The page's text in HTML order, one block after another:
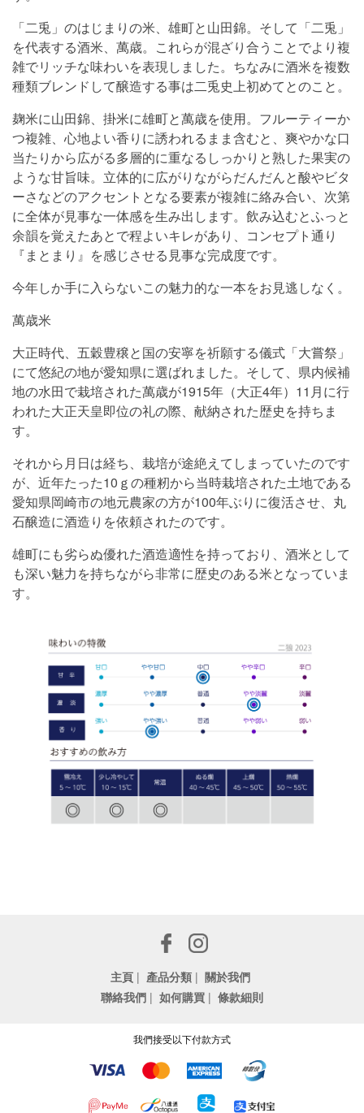
「二兎」のはじまりの米、雄町と山田錦。そして「二兎」
を代表する酒米、萬歳。これらが混ざり合うことでより複
雑でリッチな味わいを表現しました。ちなみに酒米を複数
種類ブレンドして醸造する事は二兎史上初めてとのこと。
麹米に山田錦、掛米に雄町と萬歳を使用。フルーティーか
つ複雑、心地よい香りに誘われるまま含むと、爽やかな口
当たりから広がる多層的に重なるしっかりと熟した果実の
ような甘旨味。立体的に広がりながらだんだんと酸やビタ
ーさなどのアクセントとなる要素が複雑に絡み合い、次第
に全体が見事な一体感を生み出します。飲み込むとふっと
余韻を覚えたあとで程よいキレがあり、コンセプト通り
『まとまり』を感じさせる見事な完成度です。
今年しか手に入らないこの魅力的な一本をお見逃しなく。
萬歳米
大正時代、五穀豊穣と国の安寧を祈願する儀式「大嘗祭」
にて悠紀の地が愛知県に選ばれました。そして、県内候補
地の水田で栽培された萬歳が1915年（大正4年）11月に行
われた大正天皇即位の礼の際、献納された歴史を持ちま
す。
それから月日は経ち、栽培が途絶えてしまっていたのです
が、近年たった10ｇの種籾から当時栽培された土地である
愛知県岡崎市の地元農家の方が100年ぶりに復活させ、丸
石醸造に酒造りを依頼されたのです。
雄町にも劣らぬ優れた酒造適性を持っており、酒米として
も深い魅力を持ちながら非常に歴史のある米となっていま
す。
主頁 | 產品分類 | 關於我們
聯絡我們 | 如何購買 | 條款細則
我們接受以下付款方式